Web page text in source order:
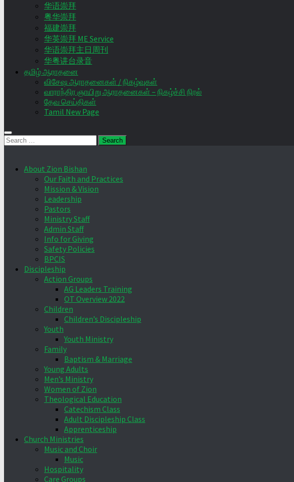
华语崇拜
粤华崇拜
福建崇拜
华英崇拜 ME Service
华语崇拜主日周刊
华粤讲台录音
தமிழ் ஆராதனை
விசேஷ ஆராதனைகள் / நிகழ்வுகள்
வாராந்திர ஞாயிறு ஆராதனைகள் – நிகழ்ச்சி நிரல்
தேவ செய்திகள்
Tamil New Page
Search
About Zion Bishan
Our Faith and Practices
Mission & Vision
Leadership
Pastors
Ministry Staff
Admin Staff
Info for Giving
Safety Policies
BPCIS
Discipleship
Action Groups
AG Leaders Training
OT Overview 2022
Children
Children’s Discipleship
Youth
Youth Ministry
Family
Baptism & Marriage
Young Adults
Men’s Ministry
Women of Zion
Theological Education
Catechism Class
Adult Discipleship Class
Apprenticeship
Church Ministries
Music and Choir
Music
Hospitality
Care Groups